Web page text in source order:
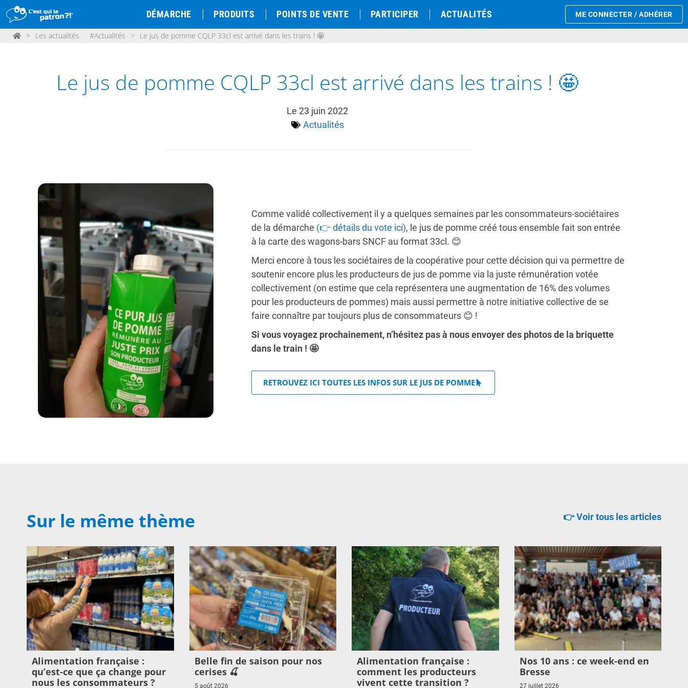
DÉMARCHE PRODUITS POINTS DE VENTE PARTICIPER ACTUALITÉS ME CONNECTER / ADHÉRER
> Les actualités #Actualités > Le jus de pomme CQLP 33cl est arrivé dans les trains ! 🤩
Le jus de pomme CQLP 33cl est arrivé dans les trains ! 🤩
Le 23 juin 2022
Actualités
Comme validé collectivement il y a quelques semaines par les consommateurs-sociétaires
de la démarche (👉 détails du vote ici), le jus de pomme créé tous ensemble fait son entrée
à la carte des wagons-bars SNCF au format 33cl. 😊
Merci encore à tous les sociétaires de la coopérative pour cette décision qui va permettre de
soutenir encore plus les producteurs de jus de pomme via la juste rémunération votée
collectivement (on estime que cela représentera une augmentation de 16% des volumes
pour les producteurs de pommes) mais aussi permettre à notre initiative collective de se
faire connaître par toujours plus de consommateurs 😊 !
Si vous voyagez prochainement, n’hésitez pas à nous envoyer des photos de la briquette
dans le train ! 🤩
RETROUVEZ ICI TOUTES LES INFOS SUR LE JUS DE POMME
Sur le même thème 👉 Voir tous les articles
Alimentation française :
qu’est-ce que ça change pour
nous les consommateurs ?
Belle fin de saison pour nos
cerises 🍒
5 août 2026
Alimentation française :
comment les producteurs
vivent cette transition ?
Nos 10 ans : ce week-end en
Bresse
27 juillet 2026